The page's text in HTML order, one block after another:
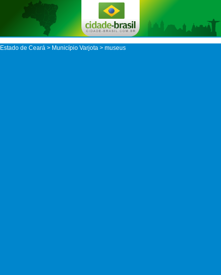
Estado de Ceará > Município Varjota > museus